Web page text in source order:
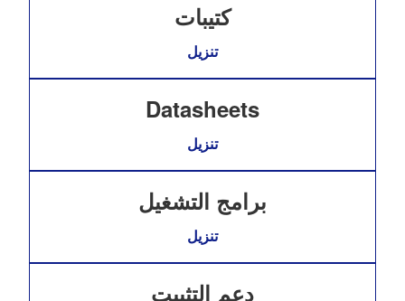
كتيبات
تنزيل
Datasheets
تنزيل
برامج التشغيل
تنزيل
دعم التثبيت